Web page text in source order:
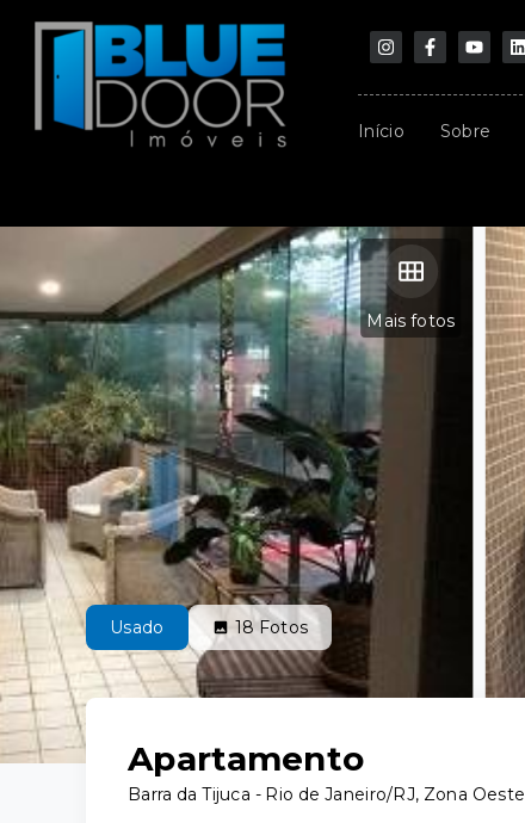
Início Sobre
Mais fotos
Usado 18Fotos
Apartamento
Barra da Tijuca - Rio de Janeiro/RJ, Zona Oeste